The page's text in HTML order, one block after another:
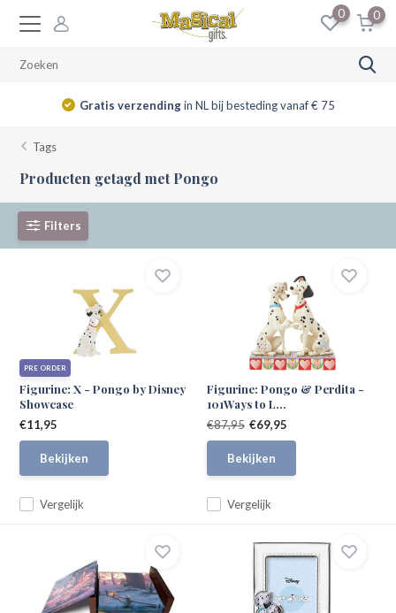
0 0
Gratis verzendingin NL bij besteding vanaf € 75
Tags
Producten getagd met Pongo
Filters
PRE ORDER
Figurine: X - Pongo by Disney
Showcase
Vergelijk
€11,95
Bekijken
Figurine: Pongo & Perdita -
101Ways to L...
Vergelijk
€87,95 €69,95
Bekijken